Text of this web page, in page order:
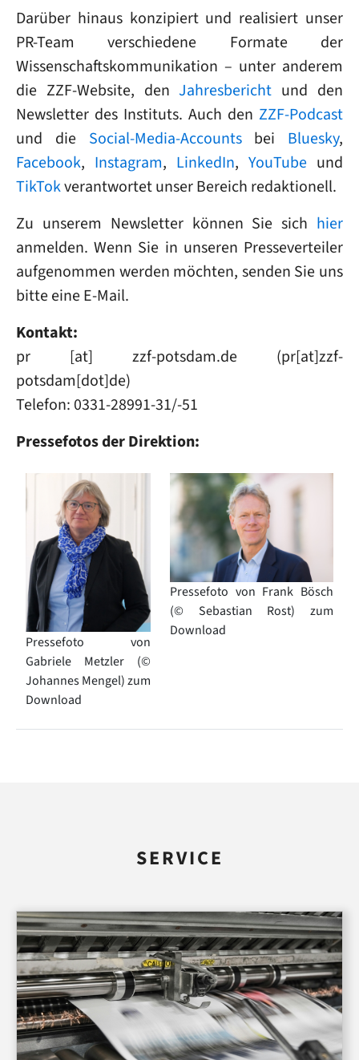
Darüber hinaus konzipiert und realisiert unser
PR-Team verschiedene Formate der
Wissenschaftskommunikation – unter anderem
die ZZF-Website, denJahresbericht und den
Newsletter des Instituts. Auch den ZZF-Podcast
und die Social-Media-Accountsbei Bluesky,
Facebook, Instagram, LinkedIn, YouTube und
TikTokverantwortet unser Bereich redaktionell.
Zu unserem Newsletter können Sie sich hier
anmelden. Wenn Sie in unseren Presseverteiler
aufgenommen werden möchten, senden Sie uns
bitte eine E-Mail.
Kontakt:
pr [at] zzf-potsdam.de (pr[at]zzf-
potsdam[dot]de)
Telefon: 0331-28991-31/-51
Pressefotos der Direktion:
Image
Pressefoto von
Gabriele Metzler (©
Johannes Mengel) zum
Download
Image
Pressefoto von Frank Bösch
(© Sebastian Rost) zum
Download
SERVICE